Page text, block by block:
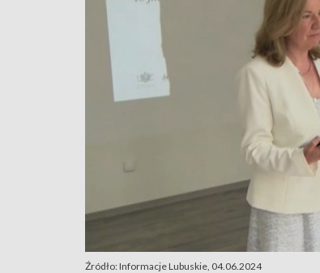
Źródło: Informacje Lubuskie, 04.06.2024